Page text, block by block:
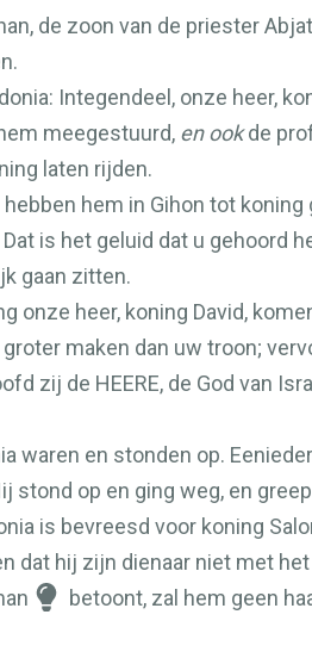
de zoon van de priester
Integendeel, onze heer,
meegestuurd, en ookde
laten rijden.
hem in Gihon tot
is het geluid dat u gehoord
gaan zitten.
onze heer, koning David,
maken dan uw troon;
zij de HEERE, de God van
waren en stonden op.
stond op en ging weg, en
is bevreesd voor koning
dat hij zijn dienaar niet met
betoont, zal hem geen